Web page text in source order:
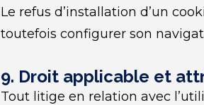
Le refus d’installation d’un
toutefois configurer son
9. Droit applicable et
Tout litige en relation avec